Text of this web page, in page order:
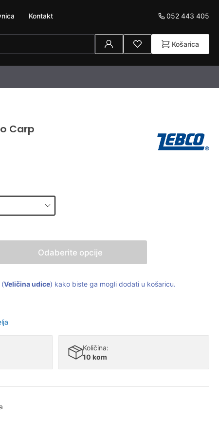
Kontakt 052 443 405
Košarica
Carp
Odaberite opcije
(Veličina udice) kako biste ga mogli dodati u košaricu.
Količina:
10 kom